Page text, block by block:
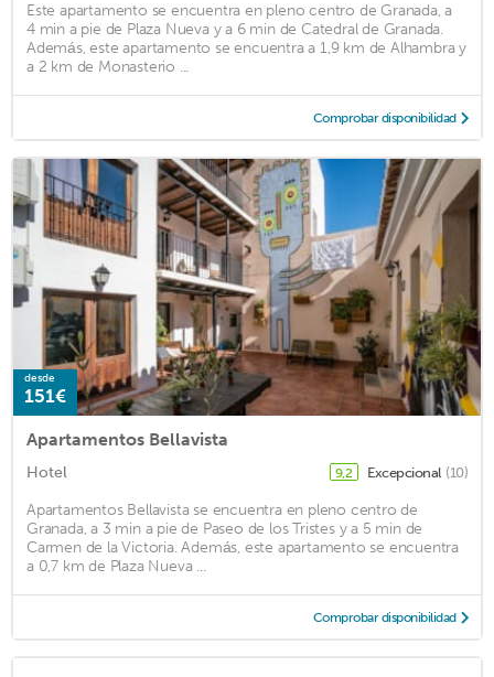
Este apartamento se encuentra en pleno centro de Granada, a
4 min a pie de Plaza Nueva y a 6 min de Catedral de Granada.
Además, este apartamento se encuentra a 1,9 km de Alhambra y
a 2 km de Monasterio ...
Comprobar disponibilidad
desde
151€
Apartamentos Bellavista
Hotel 9,2 Excepcional (10)
Apartamentos Bellavista se encuentra en pleno centro de
Granada, a 3 min a pie de Paseo de los Tristes y a 5 min de
Carmen de la Victoria. Además, este apartamento se encuentra
a 0,7 km de Plaza Nueva ...
Comprobar disponibilidad